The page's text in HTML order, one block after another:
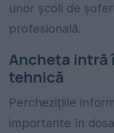
unor școli de
profesională.
Ancheta intră
tehnică
Perchezițiile
importante în